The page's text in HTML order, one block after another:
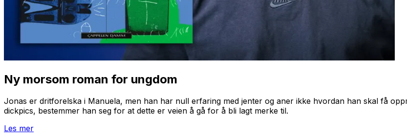
Ny morsom roman for ungdom
Jonas er dritforelska i Manuela, men han har null erfaring med jenter og aner ikke hvordan han skal få
dickpics, bestemmer han seg for at dette er veien å gå for å bli lagt merke til.
Les mer